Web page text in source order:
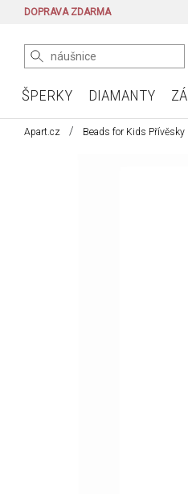
DOPRAVA ZDARMA
ŠPERKY DIAMANTY
Apart.cz Beads for Kids Přívěsky